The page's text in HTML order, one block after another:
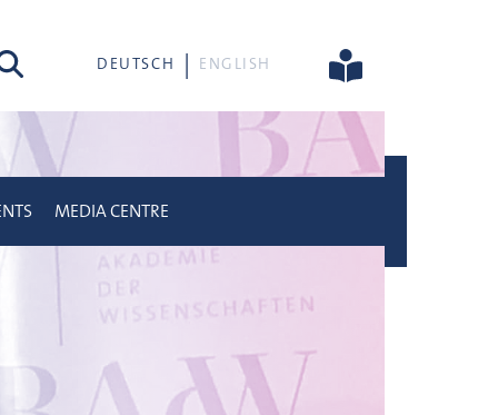
DEUTSCH ENGLISH
MEDIA CENTRE